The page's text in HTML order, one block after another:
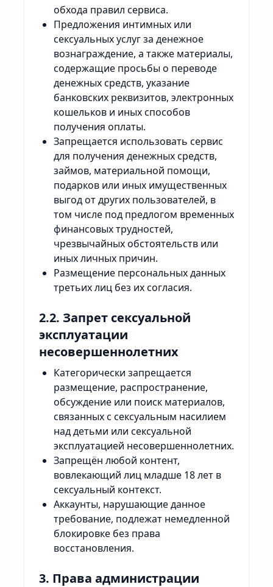
обхода правил сервиса.
Предложения интимных или
сексуальных услуг за денежное
вознаграждение, а также материалы,
содержащие просьбы о переводе
денежных средств, указание
банковских реквизитов, электронных
кошельков и иных способов
получения оплаты.
Запрещается использовать сервис
для получения денежных средств,
займов, материальной помощи,
подарков или иных имущественных
выгод от других пользователей, в
том числе под предлогом временных
финансовых трудностей,
чрезвычайных обстоятельств или
иных личных причин.
Размещение персональных данных
третьих лиц без их согласия.
2.2. Запрет сексуальной
эксплуатации
несовершеннолетних
Категорически запрещается
размещение, распространение,
обсуждение или поиск материалов,
связанных с сексуальным насилием
над детьми или сексуальной
эксплуатацией несовершеннолетних.
Запрещён любой контент,
вовлекающий лиц младше 18 лет в
сексуальный контекст.
Аккаунты, нарушающие данное
требование, подлежат немедленной
блокировке без права
восстановления.
3. Права администрации